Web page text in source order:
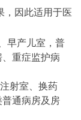
，因此适用于医
早产儿室，普
重症监护病
射室、换药
通病房及房